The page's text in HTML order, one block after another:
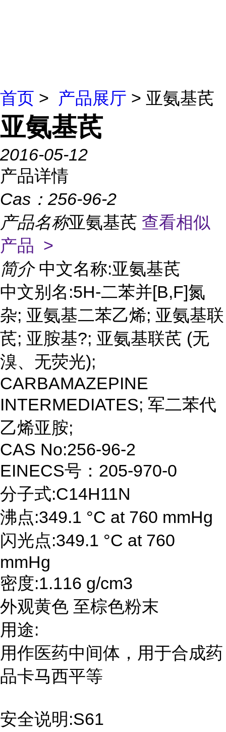
首页 > 产品展厅 > 亚氨基芪
亚氨基芪
2016-05-12
产品详情
Cas： 256-96-2
产品名称亚氨基芪 查看相似
产品 >
简介 中文名称:亚氨基芪
中文别名:5H-二苯并[B,F]氮
杂; 亚氨基二苯乙烯; 亚氨基联
芪; 亚胺基?; 亚氨基联芪 (无
溴、无荧光);
CARBAMAZEPINE
INTERMEDIATES; 军二苯代
乙烯亚胺;
CAS No:256-96-2
EINECS号：205-970-0
分子式:C14H11N
沸点:349.1 °C at 760 mmHg
闪光点:349.1 °C at 760
mmHg
密度:1.116 g/cm3
外观黄色 至棕色粉末
用途:
用作医药中间体，用于合成药
品卡马西平等
安全说明:S61